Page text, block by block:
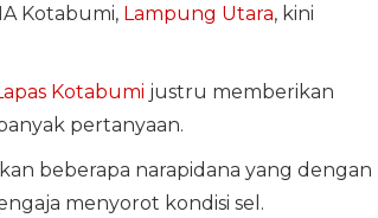
Kotabumi, Lampung Utara, kini
Kotabumi justru memberikan
pertanyaan.
beberapa narapidana yang dengan
menyorot kondisi sel.